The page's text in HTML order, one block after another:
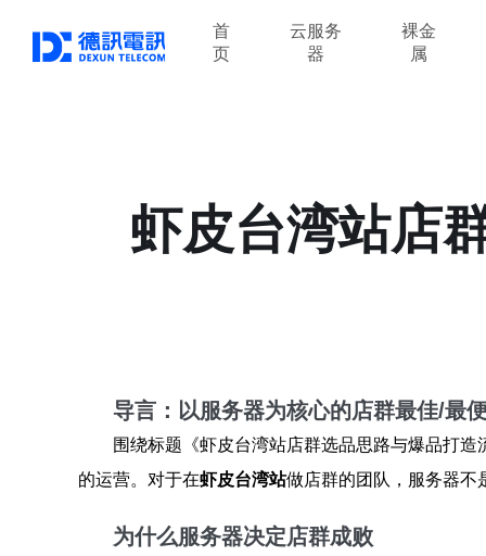
首
页
云服务
器
裸金
属
虾皮台湾站店
导言：以服务器为核心的店群最佳/最
围绕标题《虾皮台湾站店群选品思路与爆品打
的运营。对于在虾皮台湾站做店群的团队，服务器不
为什么服务器决定店群成败